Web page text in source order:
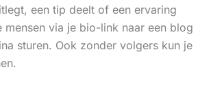
een tip deelt of een ervaring
mensen via je bio-link naar een blog
sturen. Ook zonder volgers kun je